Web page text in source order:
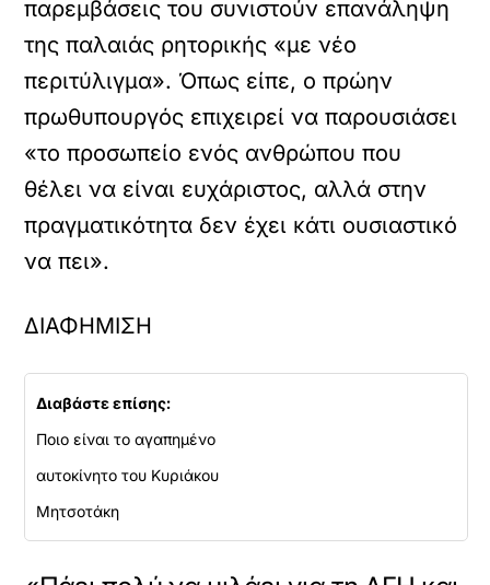
παρεμβάσεις του συνιστούν επανάληψη
της παλαιάς ρητορικής «με νέο
περιτύλιγμα». Όπως είπε, ο πρώην
πρωθυπουργός επιχειρεί να παρουσιάσει
«το προσωπείο ενός ανθρώπου που
θέλει να είναι ευχάριστος, αλλά στην
πραγματικότητα δεν έχει κάτι ουσιαστικό
να πει».
ΔΙΑΦΗΜΙΣΗ
Διαβάστε επίσης:
Ποιο είναι το αγαπημένο
αυτοκίνητο του Κυριάκου
Μητσοτάκη